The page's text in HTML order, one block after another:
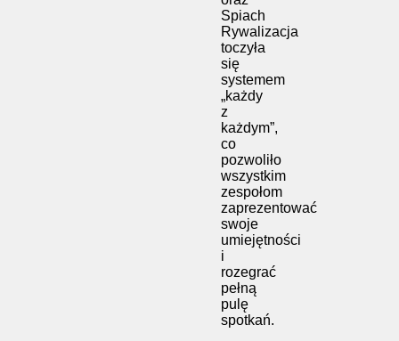
Spiach
Rywalizacja
toczyła
się
systemem
„każdy
z
każdym”,
co
pozwoliło
wszystkim
zespołom
zaprezentować
swoje
umiejętności
i
rozegrać
pełną
pulę
spotkań.